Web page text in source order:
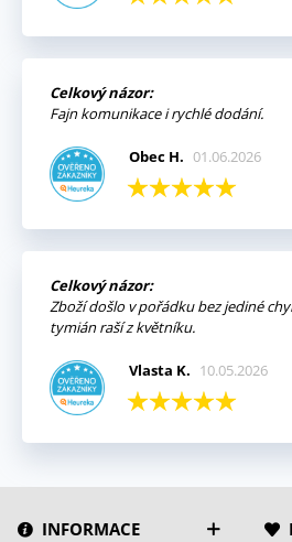
Celkový názor:
Fajn komunikace i rychlé dodání.
Obec H. 01.06.2026
Celkový názor:
Zboží došlo v pořádku bez jediné
tymián raší z květníku.
Vlasta K. 10.05.2026
INFORMACE